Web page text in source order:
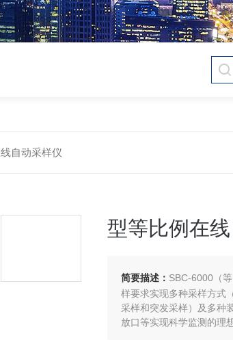
自动采样仪
型等比例在
简要描述： SBC-6000（
样要求实现多种采样方式
采样和突发采样）及多种
放口等实现科学监测的理